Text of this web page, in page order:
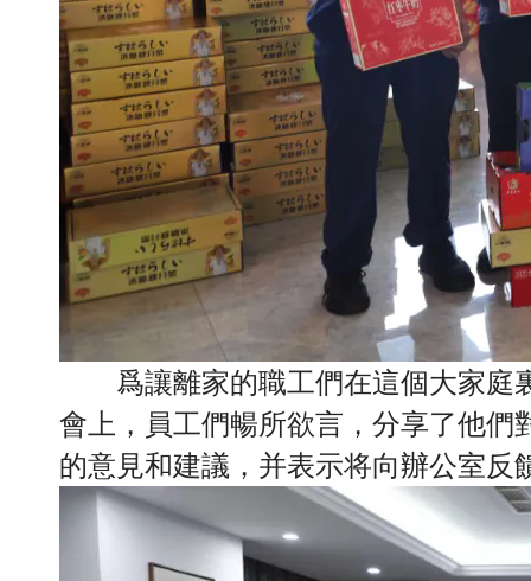
爲讓離家的職工們在這個大家庭
會上，員工們暢所欲言，分享了他們
的意見和建議，并表示将向辦公室